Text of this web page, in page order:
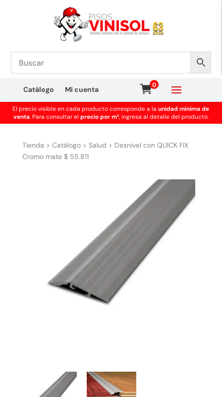
Catálogo Mi cuenta
0
El precio visible en cada producto corresponde a launidad mínima de
venta. Para consultar el precio por m², ingresa al detalle del producto.
Tienda > Catálogo> Salud > Desnivel con QUICK FIX
Cromo mate $ 55.811